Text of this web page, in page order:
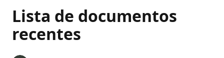
Lista de documentos
recentes